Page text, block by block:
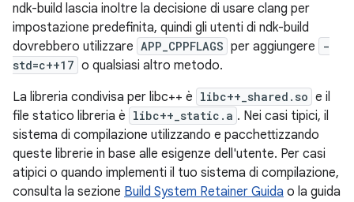
ndk-build lascia inoltre la decisione di usare clang per
impostazione predefinita, quindi gli utenti di ndk-build
dovrebbero utilizzare APP_CPPFLAGS per aggiungere
-
std=c++17 o qualsiasi altro metodo.
La libreria condivisa per libc++ è libc++_shared.so e il
file statico libreria è libc++_static.a . Nei casi tipici, il
sistema di compilazione utilizzando e pacchettizzando
queste librerie in base alle esigenze dell'utente. Per casi
atipici o quando implementi il tuo sistema di compilazione,
consulta la sezione Build System Retainer Guida o la guida